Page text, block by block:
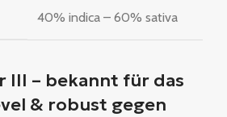
40% indica – 60% sativa
III – bekannt für das
& robust gegen